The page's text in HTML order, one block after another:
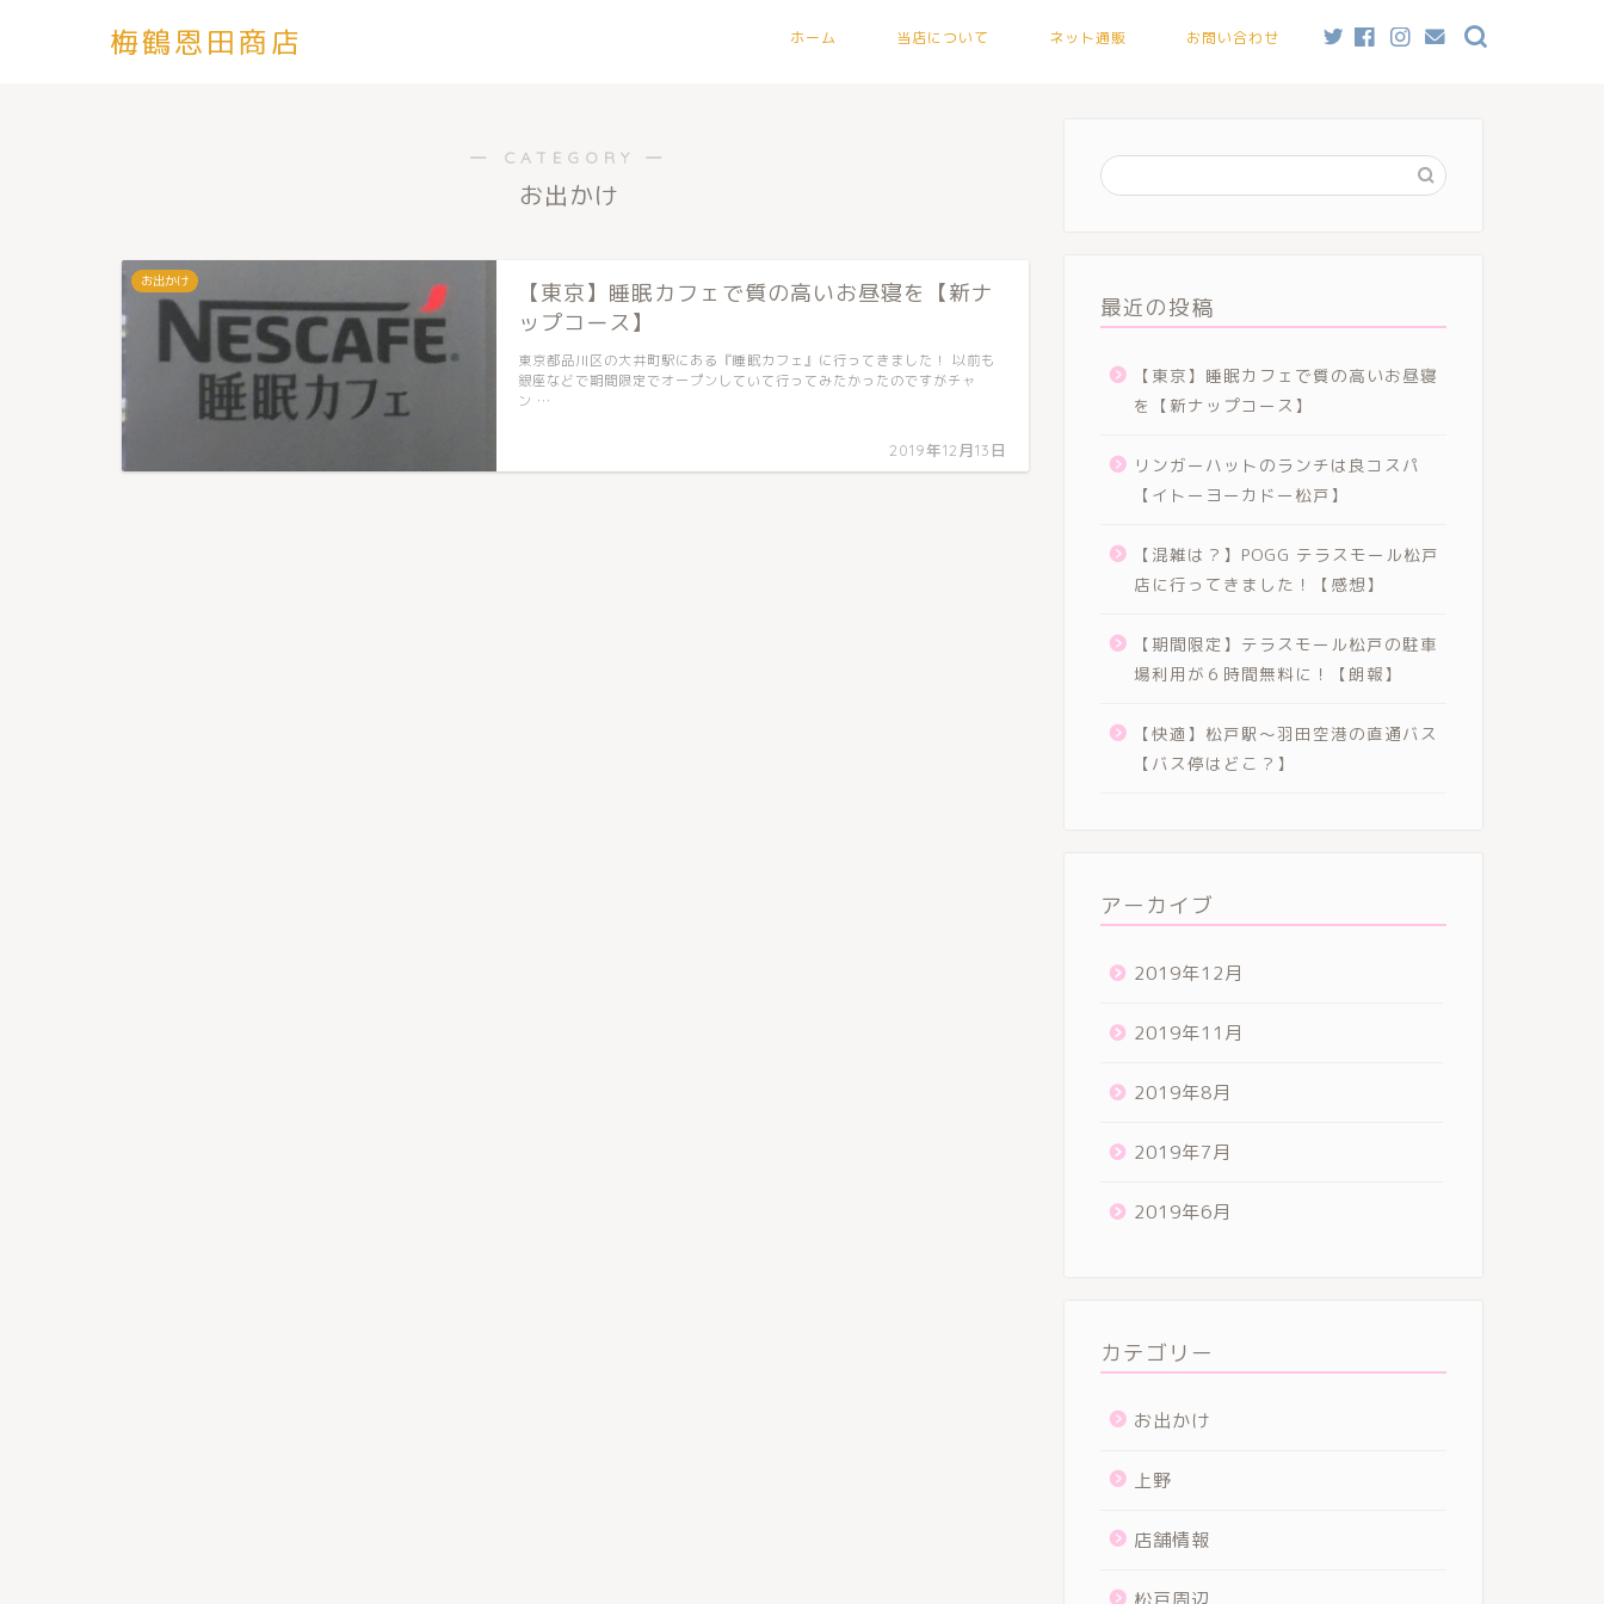
梅鶴恩田商店 ホーム 当店について ネット通販 お問い合わせ
― CATEGORY ―
お出かけ
お出かけ
【東京】睡眠カフェで質の高いお昼寝を【新ナ
ップコース】
2019年12月13日
東京都品川区の大井町駅にある『睡眠カフェ』に行ってきました！ 以前も
銀座などで期間限定でオープンしていて行ってみたかったのですがチャ
ン …
最近の投稿
【東京】睡眠カフェで質の高いお昼寝
を【新ナップコース】
リンガーハットのランチは良コスパ
【イトーヨーカドー松戸】
【混雑は？】POGG テラスモール松戸
店に行ってきました！【感想】
【期間限定】テラスモール松戸の駐車
場利用が６時間無料に！【朗報】
【快適】松戸駅〜羽田空港の直通バス
【バス停はどこ？】
アーカイブ
2019年12月
2019年11月
2019年8月
2019年7月
2019年6月
カテゴリー
お出かけ
上野
店舗情報